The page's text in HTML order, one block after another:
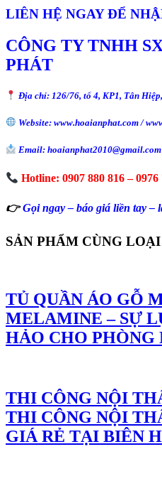
LIÊN HỆ NGAY ĐỂ
CÔNG TY TNHH
PHÁT
Địa chỉ: 126/76, tổ 4, KP1, Tân
Website: www.hoaianphat.com /
Email: hoaianphat2010@gmail.com
Hotline: 0907 880 816 – 0976
👉Gọi ngay – báo giá liền tay –
SẢN PHẨM CÙNG LOẠI
TỦ QUẦN ÁO GỖ
MELAMINE – SỰ
HẢO CHO
THI CÔNG NỘI
THI CÔNG NỘI
GIÁ RẺ TẠI BIÊN